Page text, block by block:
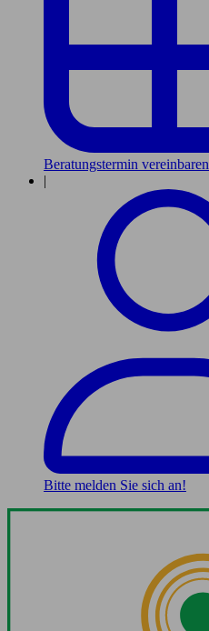
Beratungstermin vereinbaren
|
Bitte melden Sie sich an!